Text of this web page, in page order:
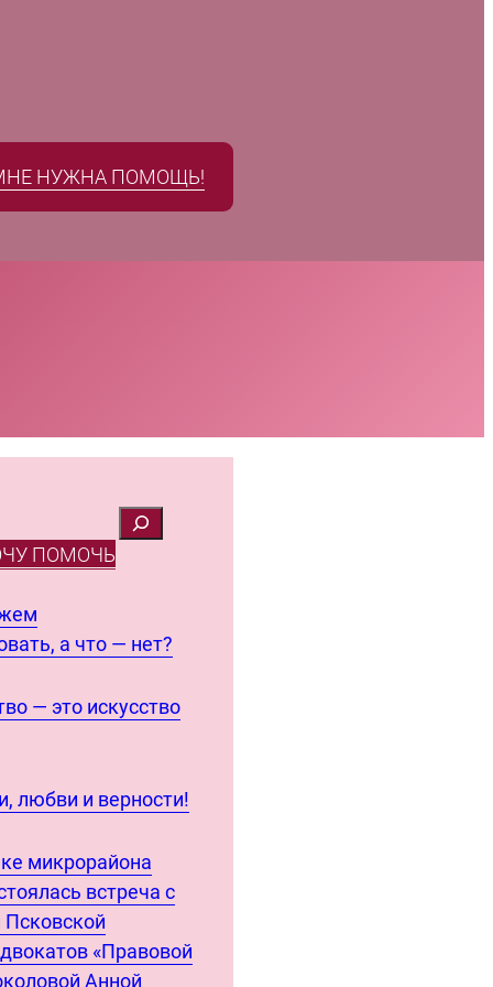
НУЖНА ПОМОЩЬ!
ПОМОЧЬ
а что — нет?
— это искусство
любви и верности!
микрорайона
встреча с
«Правовой
Анной